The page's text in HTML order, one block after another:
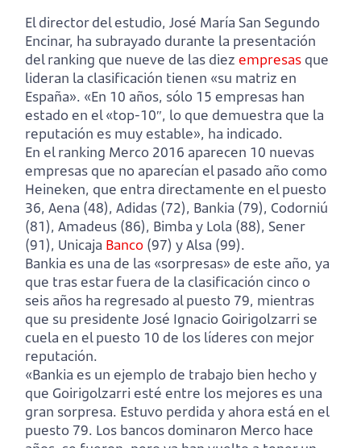
El director del estudio, José María San Segundo
Encinar, ha subrayado durante la presentación
del ranking que nueve de las diez empresas que
lideran la clasificación tienen «su matriz en
España». «En 10 años, sólo 15 empresas han
estado en el «top-10″, lo que demuestra que la
reputación es muy estable», ha indicado.
En el ranking Merco 2016 aparecen 10 nuevas
empresas que no aparecían el pasado año como
Heineken, que entra directamente en el puesto
36, Aena (48), Adidas (72), Bankia (79), Codorniú
(81), Amadeus (86), Bimba y Lola (88), Sener
(91), Unicaja Banco (97) y Alsa (99).
Bankia es una de las «sorpresas» de este año, ya
que tras estar fuera de la clasificación cinco o
seis años ha regresado al puesto 79, mientras
que su presidente José Ignacio Goirigolzarri se
cuela en el puesto 10 de los líderes con mejor
reputación.
«Bankia es un ejemplo de trabajo bien hecho y
que Goirigolzarri esté entre los mejores es una
gran sorpresa. Estuvo perdida y ahora está en el
puesto 79. Los bancos dominaron Merco hace